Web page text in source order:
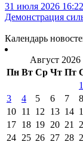
31 июля 2026 16:22
Демонстрация
Календарь
Август 2026
Пн Вт Ср Чт Пт
1
3
4 5 6 7 8
10 11 12 13 14
17 18 19 20 21
24 25 26 27 28